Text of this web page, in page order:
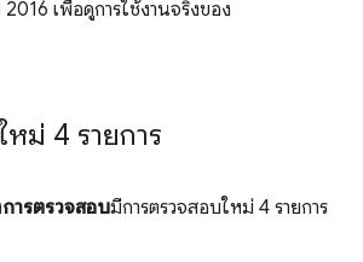
เพื่อดูการใช้งานจริงของ
ม่ 4 รายการ
การตรวจสอบมีการตรวจสอบใหม่ 4 รายการ